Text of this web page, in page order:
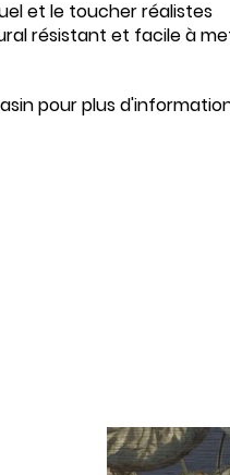
et le toucher réalistes
résistant et facile à
pour plus